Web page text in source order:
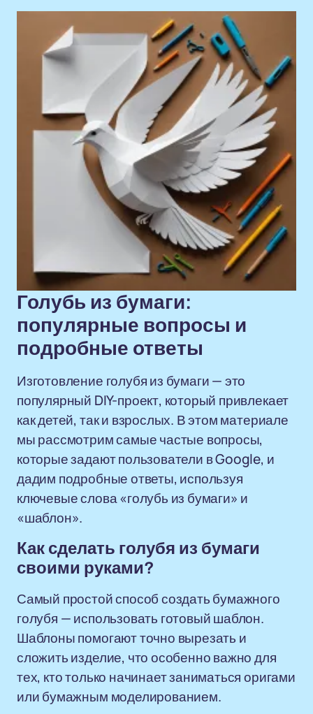
Голубь из бумаги:
популярные вопросы и
подробные ответы
Изготовление голубя из бумаги — это
популярный DIY-проект, который привлекает
как детей, так и взрослых. В этом материале
мы рассмотрим самые частые вопросы,
которые задают пользователи в Google, и
дадим подробные ответы, используя
ключевые слова «голубь из бумаги» и
«шаблон».
Как сделать голубя из бумаги
своими руками?
Самый простой способ создать бумажного
голубя — использовать готовый шаблон.
Шаблоны помогают точно вырезать и
сложить изделие, что особенно важно для
тех, кто только начинает заниматься оригами
или бумажным моделированием.